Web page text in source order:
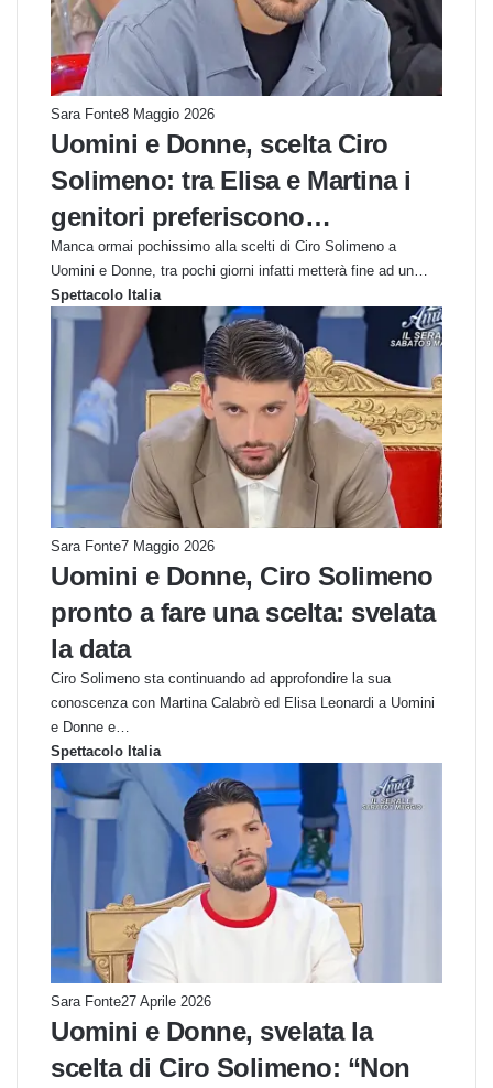
Sara Fonte8 Maggio 2026
Uomini e Donne, scelta Ciro
Solimeno: tra Elisa e Martina i
genitori preferiscono…
Manca ormai pochissimo alla scelti di Ciro Solimeno a
Uomini e Donne, tra pochi giorni infatti metterà fine ad un…
Spettacolo Italia
Sara Fonte7 Maggio 2026
Uomini e Donne, Ciro Solimeno
pronto a fare una scelta: svelata
la data
Ciro Solimeno sta continuando ad approfondire la sua
conoscenza con Martina Calabrò ed Elisa Leonardi a Uomini
e Donne e…
Spettacolo Italia
Sara Fonte27 Aprile 2026
Uomini e Donne, svelata la
scelta di Ciro Solimeno: “Non